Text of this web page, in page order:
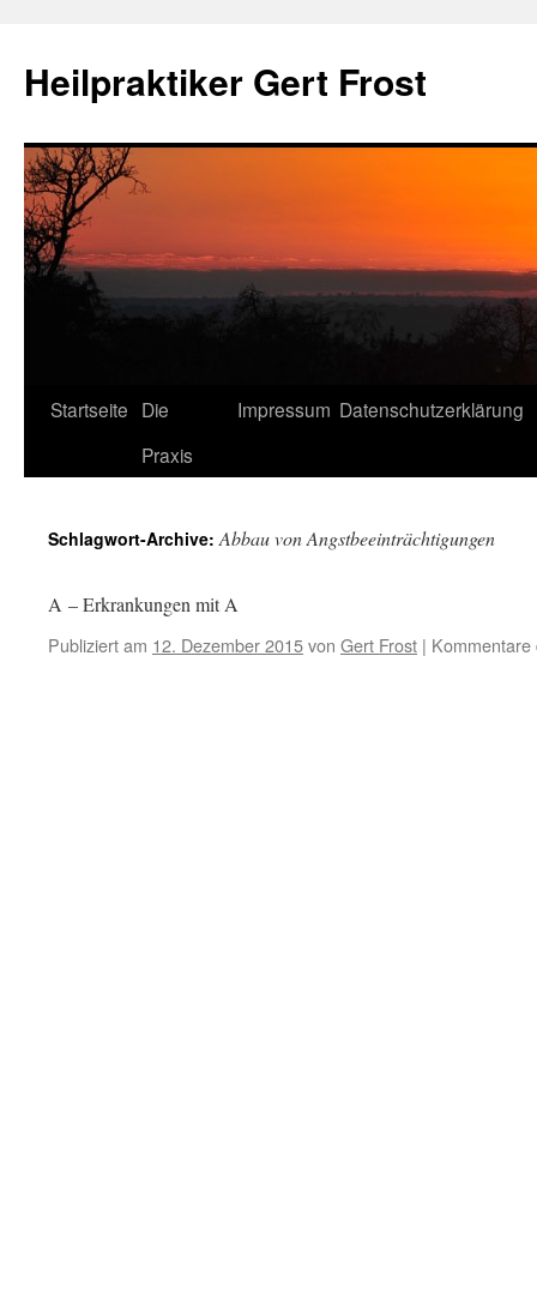
Heilpraktiker Gert Frost
Zum
Startseite Die
Praxis
Impressum Datenschutzerklärung
Schlagwort-Archive:Abbau von Angstbeeinträchtigungen
A – Erkrankungen mit A
Publiziert am 12. Dezember 2015von Gert Frost | Kommentare